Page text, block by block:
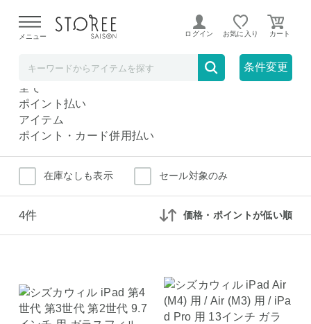
よる配送遅延が発生しております。
メニュー ログイン お気に入り
条件変更
タブレット液晶保護フィルム
タブレット液晶保護フィルム
全て
ポイント払い
アイテム
ポイント・カード併用払い
在庫なしも表示 セール対象のみ
4件 価格・ポイントが低い順